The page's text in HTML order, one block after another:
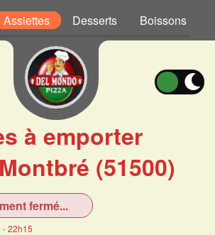
Assiettes Desserts Boissons
à emporter
(51500)
fermé...
- 22h15